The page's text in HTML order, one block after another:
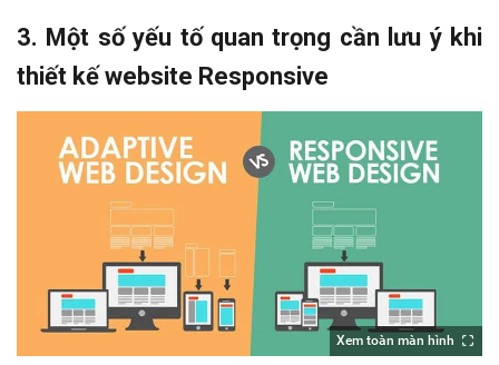
3. Một số yếu tố quan trọng cần lưu ý khi
thiết kế website Responsive
Xem toàn màn hình